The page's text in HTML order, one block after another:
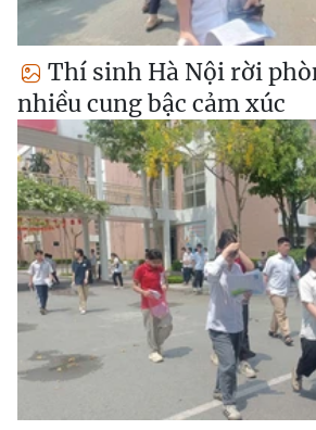
Thí sinh Hà Nội rời
nhiều cung bậc cảm xúc